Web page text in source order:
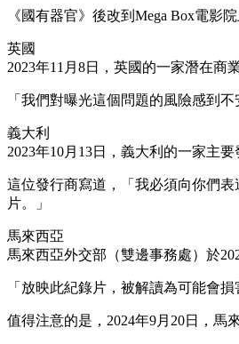
《國有器官》後改到Mega Box電影
英國
2023年11月8日，英國的一家潛在商
「我們對曝光這個問題的風險感到
義大利
2023年10月13日，義大利的一家主
這位發行商寫道，「我必須向你們
片。」
馬來西亞
馬來西亞外交部（雙邊事務處）於
「放映此紀錄片，被解讀為可能會
值得注意的是，2024年9月20日，馬